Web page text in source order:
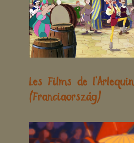
Les Films de l’Arlequin
(Franciaország)